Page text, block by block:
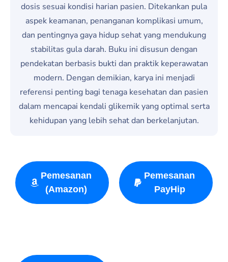
dosis sesuai kondisi harian pasien. Ditekankan pula
aspek keamanan, penanganan komplikasi umum,
dan pentingnya gaya hidup sehat yang mendukung
stabilitas gula darah. Buku ini disusun dengan
pendekatan berbasis bukti dan praktik keperawatan
modern. Dengan demikian, karya ini menjadi
referensi penting bagi tenaga kesehatan dan pasien
dalam mencapai kendali glikemik yang optimal serta
kehidupan yang lebih sehat dan berkelanjutan.
Pemesanan
(Amazon)
Pemesanan
PayHip